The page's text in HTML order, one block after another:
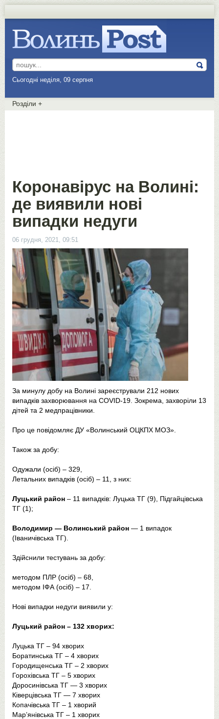
Сьогодні неділя, 09 серпня
Розділи +
Коронавірус на Волині:
де виявили нові
випадки недуги
06 грудня, 2021, 09:51
За минулу добу на Волині зареєстрували 212 нових
випадків захворювання на COVID-19. Зокрема, захворіли 13
дітей та 2 медпрацівники.
Про це повідомляє ДУ «Волинський ОЦКПХ МОЗ».
Також за добу:
Одужали (осіб) – 329,
Летальних випадків (осіб) – 11, з них:
Луцький район – 11 випадків: Луцька ТГ (9), Підгайцівська
ТГ (1);
Володимир — Волинський район — 1 випадок
(Іваничівська ТГ).
Здійснили тестувань за добу:
методом ПЛР (осіб) – 68,
методом ІФА (осіб) – 17.
Нові випадки недуги виявили у:
Луцький район – 132 хворих:
Луцька ТГ – 94 хворих
Боратинська ТГ – 4 хворих
Городищенська ТГ – 2 хворих
Горохівська ТГ – 5 хворих
Доросинівська ТГ — 3 хворих
Ківерцівська ТГ — 7 хворих
Копачівська ТГ – 1 хворий
Мар’янівська ТГ – 1 хворих